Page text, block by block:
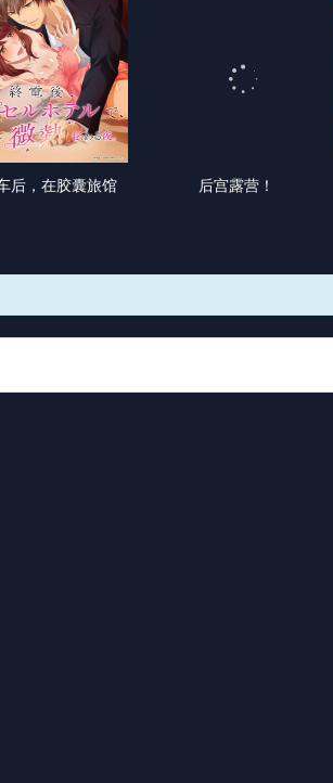
后，在胶囊旅馆 后宫露营！